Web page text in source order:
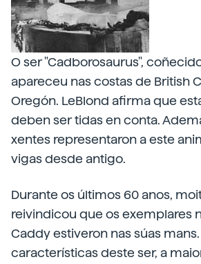
O ser "Cadborosaurus",
apareceu nas costas de British
Oregón. LeBlond afirma que
deben ser tidas en conta.
xentes representaron a este
vigas desde antigo.
Durante os últimos 60 anos,
reivindicou que os exemplares
Caddy estiveron nas súas
características deste ser, a